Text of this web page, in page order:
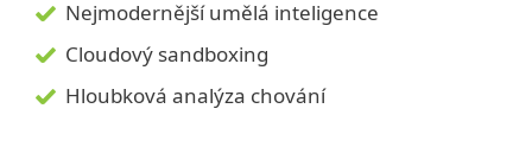
Nejmodernější umělá inteligence
Cloudový sandboxing
Hloubková analýza chování